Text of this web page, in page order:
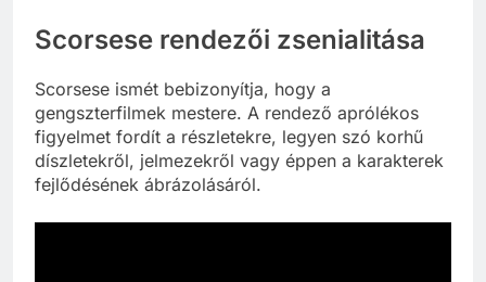
Scorsese rendezői zsenialitása
Scorsese ismét bebizonyítja, hogy a
gengszterfilmek mestere. A rendező aprólékos
figyelmet fordít a részletekre, legyen szó korhű
díszletekről, jelmezekről vagy éppen a karakterek
fejlődésének ábrázolásáról.